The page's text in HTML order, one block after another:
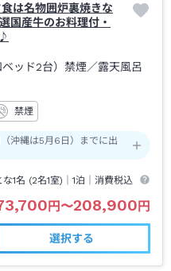
食は名物囲炉裏焼きな
国産牛のお料理付・
ッド2台）禁煙／露天風呂
禁煙
沖縄は5月6日）までに出
な1名 (2名1室)｜1泊 ｜消費税込
円〜208,900円
選択する